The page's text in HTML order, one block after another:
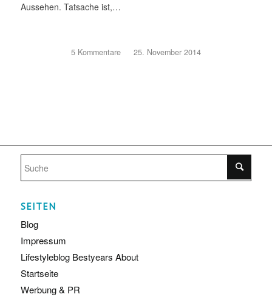
Aussehen. Tatsache ist,…
5 Kommentare
/ 25. November 2014
SEITEN
Blog
Impressum
Lifestyleblog Bestyears About
Startseite
Werbung & PR